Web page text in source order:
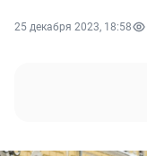
25 декабря 2023, 18:58